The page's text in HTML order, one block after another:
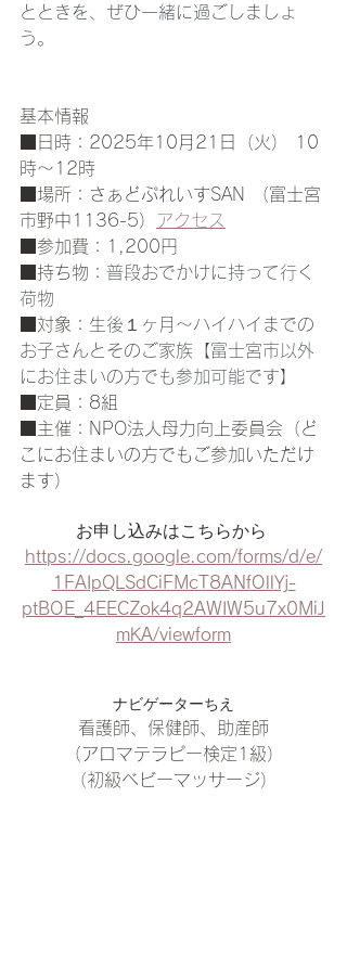
とときを、ぜひ一緒に過ごしましょ
う。
基本情報
■日時：2025年10月21日（火） 10
時～12時
■場所：さぁどぷれいすSAN （富士宮
市野中1136-5） アクセス
■参加費：1,200円
■持ち物： 普段おでかけに持って行く
荷物
■対象： 生後１ヶ月〜ハイハイまでの
お子さんとそのご家族【富士宮市以外
にお住まいの方でも参加可能です】
■定員：8組
■主催：NPO法人母力向上委員会（ど
こにお住まいの方でもご参加いただけ
ます）
お申し込みはこちらから
https://docs.google.com/forms/d/e/
1FAIpQLSdCiFMcT8ANfOllYj-
ptBOE_4EECZok4q2AWIW5u7x0MiJ
mKA/viewform
ナビゲーターちえ
看護師、保健師、助産師
（アロマテラピー検定1級）
（初級ベビーマッサージ）